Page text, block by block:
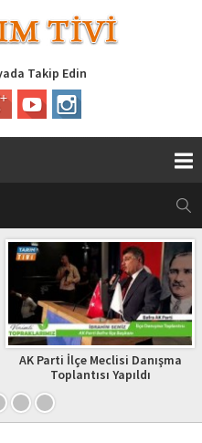
Takip Edin
AK Parti İlçe Meclisi Danışma
Toplantısı Yapıldı